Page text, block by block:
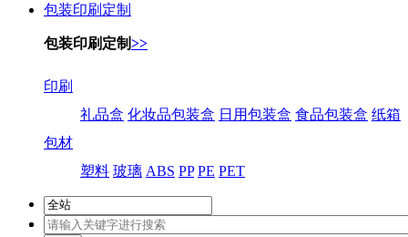
包装印刷定制
包装印刷定制>>
印刷
礼品盒 化妆品包装盒 日用包装盒 食品包装盒 纸箱
包材
塑料 玻璃 ABS PP PE PET